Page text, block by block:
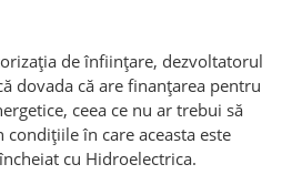
de înființare, dezvoltatorul
dovada că are finanțarea pentru
ceea ce nu ar trebui să
în care aceasta este
cu Hidroelectrica.